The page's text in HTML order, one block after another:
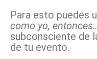
Para esto puedes
como yo,
subconsciente de
de tu evento.